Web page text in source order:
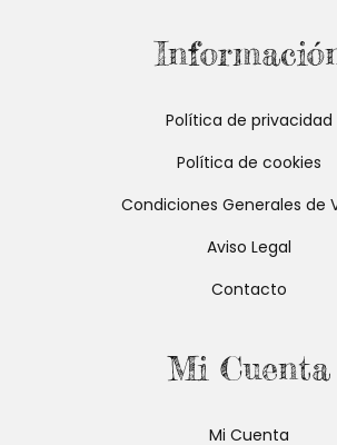
Política de privacidad
Política de cookies
Condiciones Generales de
Aviso Legal
Contacto
Mi Cuenta
Mi Cuenta